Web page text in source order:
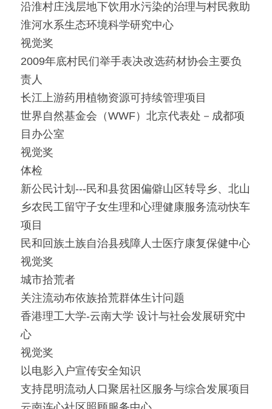
沿淮村庄浅层地下饮用水污染的治理与村民救助
淮河水系生态环境科学研究中心
视觉奖
2009年底村民们举手表决改选药材协会主要负
责人
长江上游药用植物资源可持续管理项目
世界自然基金会（WWF）北京代表处－成都项
目办公室
视觉奖
体检
新公民计划---民和县贫困偏僻山区转导乡、北山
乡农民工留守子女生理和心理健康服务流动快车
项目
民和回族土族自治县残障人士医疗康复保健中心
视觉奖
城市拾荒者
关注流动布依族拾荒群体生计问题
香港理工大学-云南大学 设计与社会发展研究中
心
视觉奖
以电影入户宣传安全知识
支持昆明流动人口聚居社区服务与综合发展项目